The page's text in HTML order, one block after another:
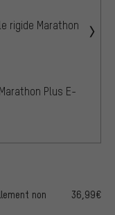
rigide Marathon
Plus E-
non
36,99€